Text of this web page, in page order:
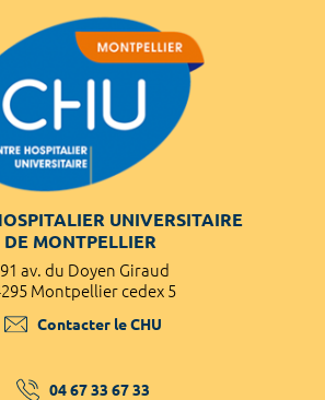
UNIVERSITAIRE
DE MONTPELLIER
av. du Doyen Giraud
Montpellier cedex 5
Contacter le CHU
04 67 33 67 33